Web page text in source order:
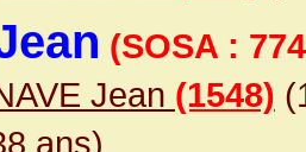
(SOSA :
Jean (1548)
ans)